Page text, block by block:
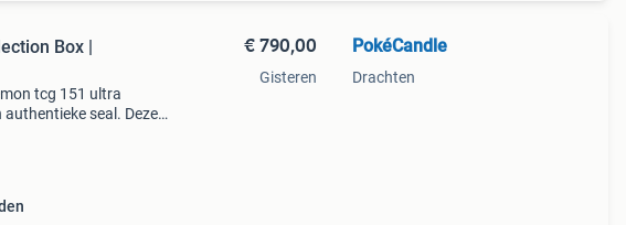
Box |
tcg 151 ultra
seal. Deze
€ 790,00
Gisteren
PokéCandle
Drachten